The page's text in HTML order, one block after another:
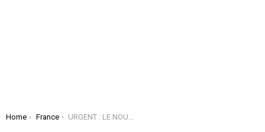
You are here:
Home France URGENT : LE NOUVEAU FRONT POPULAIRE ARRIVE EN TÊTE DES LÉGISLATIVES